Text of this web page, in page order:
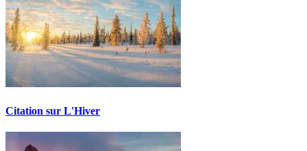
Citation sur L'Hiver